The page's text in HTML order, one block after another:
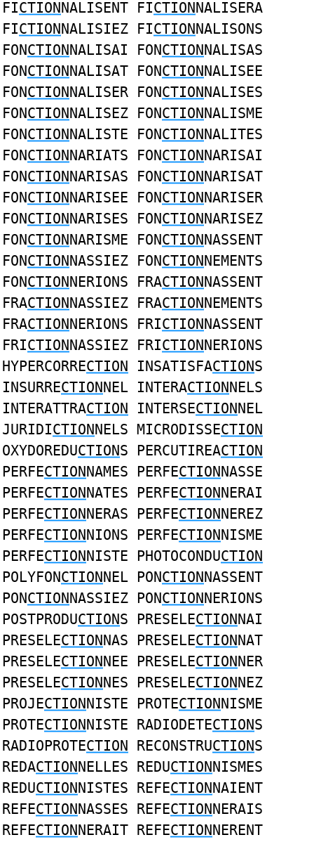
FICTIONNALISENT FICTIONNALISERA
FICTIONNALISIEZ FICTIONNALISONS
FONCTIONNALISAI FONCTIONNALISAS
FONCTIONNALISAT FONCTIONNALISEE
FONCTIONNALISER FONCTIONNALISES
FONCTIONNALISEZ FONCTIONNALISME
FONCTIONNALISTE FONCTIONNALITES
FONCTIONNARIATS FONCTIONNARISAI
FONCTIONNARISAS FONCTIONNARISAT
FONCTIONNARISEE FONCTIONNARISER
FONCTIONNARISES FONCTIONNARISEZ
FONCTIONNARISME FONCTIONNASSENT
FONCTIONNASSIEZ FONCTIONNEMENTS
FONCTIONNERIONS FRACTIONNASSENT
FRACTIONNASSIEZ FRACTIONNEMENTS
FRACTIONNERIONS FRICTIONNASSENT
FRICTIONNASSIEZ FRICTIONNERIONS
HYPERCORRECTION INSATISFACTIONS
INSURRECTIONNEL INTERACTIONNELS
INTERATTRACTION INTERSECTIONNEL
JURIDICTIONNELS MICRODISSECTION
OXYDOREDUCTIONS PERCUTIREACTION
PERFECTIONNAMES PERFECTIONNASSE
PERFECTIONNATES PERFECTIONNERAI
PERFECTIONNERAS PERFECTIONNEREZ
PERFECTIONNIONS PERFECTIONNISME
PERFECTIONNISTE PHOTOCONDUCTION
POLYFONCTIONNEL PONCTIONNASSENT
PONCTIONNASSIEZ PONCTIONNERIONS
POSTPRODUCTIONS PRESELECTIONNAI
PRESELECTIONNAS PRESELECTIONNAT
PRESELECTIONNEE PRESELECTIONNER
PRESELECTIONNES PRESELECTIONNEZ
PROJECTIONNISTE PROTECTIONNISME
PROTECTIONNISTE RADIODETECTIONS
RADIOPROTECTION RECONSTRUCTIONS
REDACTIONNELLES REDUCTIONNISMES
REDUCTIONNISTES REFECTIONNAIENT
REFECTIONNASSES REFECTIONNERAIS
REFECTIONNERAIT REFECTIONNERENT